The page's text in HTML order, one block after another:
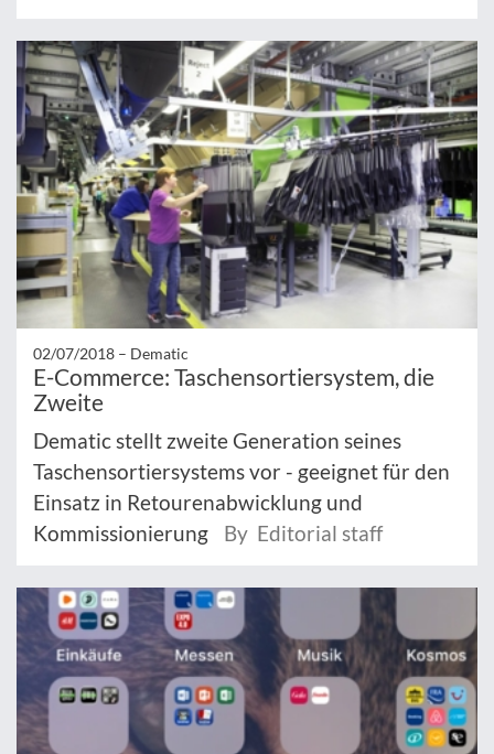
02/07/2018 – Dematic
E-Commerce: Taschensortiersystem, die
Zweite
Dematic stellt zweite Generation seines
Taschensortiersystems vor - geeignet für den
Einsatz in Retourenabwicklung und
Kommissionierung
By Editorial staff